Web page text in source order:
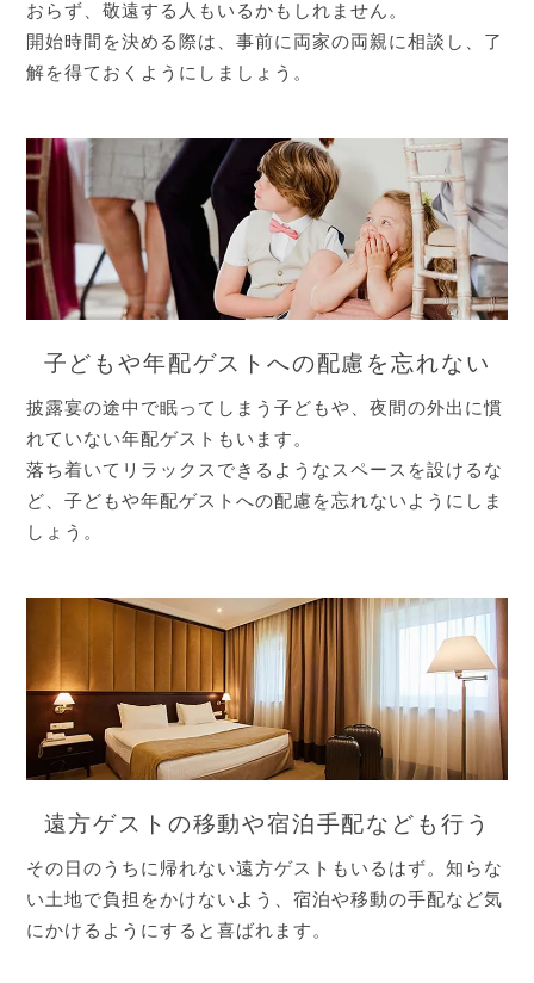
おらず、敬遠する人もいるかもしれません。
開始時間を決める際は、事前に両家の両親に相談し、了
解を得ておくようにしましょう。
子どもや年配ゲストへの配慮を忘れない
披露宴の途中で眠ってしまう子どもや、夜間の外出に慣
れていない年配ゲストもいます。
落ち着いてリラックスできるようなスペースを設けるな
ど、子どもや年配ゲストへの配慮を忘れないようにしま
しょう。
遠方ゲストの移動や宿泊手配なども行う
その日のうちに帰れない遠方ゲストもいるはず。知らな
い土地で負担をかけないよう、宿泊や移動の手配など気
にかけるようにすると喜ばれます。